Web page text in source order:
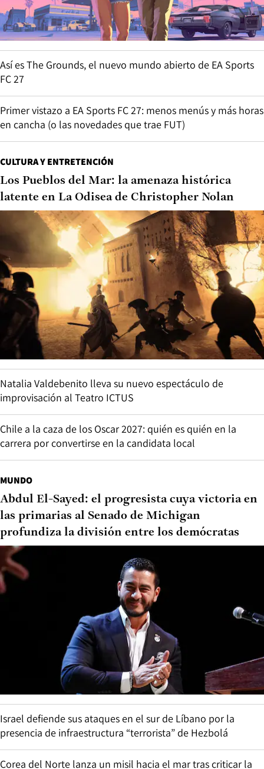
Así es The Grounds, el nuevo mundo abierto de EA Sports
FC 27
Primer vistazo a EA Sports FC 27: menos menús y más horas
en cancha (o las novedades que trae FUT)
CULTURA Y ENTRETENCIÓN
Los Pueblos del Mar: la amenaza histórica
latente en La Odisea de Christopher Nolan
Natalia Valdebenito lleva su nuevo espectáculo de
improvisación al Teatro ICTUS
Chile a la caza de los Oscar 2027: quién es quién en la
carrera por convertirse en la candidata local
MUNDO
Abdul El-Sayed: el progresista cuya victoria en
las primarias al Senado de Michigan
profundiza la división entre los demócratas
Israel defiende sus ataques en el sur de Líbano por la
presencia de infraestructura “terrorista” de Hezbolá
Corea del Norte lanza un misil hacia el mar tras criticar la